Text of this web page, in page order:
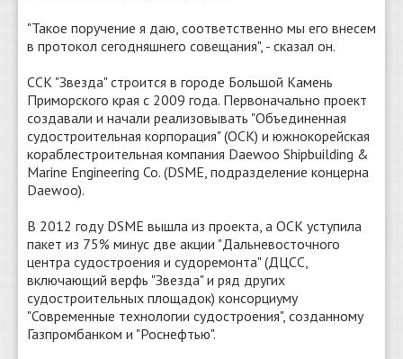
"Такое поручение я даю, соответственно мы его внесем
в протокол сегодняшнего совещания", - сказал он.
ССК "Звезда" строится в городе Большой Камень
Приморского края с 2009 года. Первоначально проект
создавали и начали реализовывать "Объединенная
судостроительная корпорация" (ОСК) и южнокорейская
кораблестроительная компания Daewoo Shipbuilding &
Marine Engineering Co. (DSME, подразделение концерна
Daewoo).
В 2012 году DSME вышла из проекта, а ОСК уступила
пакет из 75% минус две акции "Дальневосточного
центра судостроения и судоремонта" (ДЦСС,
включающий верфь "Звезда" и ряд других
судостроительных площадок) консорциуму
"Современные технологии судостроения", созданному
Газпромбанком и "Роснефтью".